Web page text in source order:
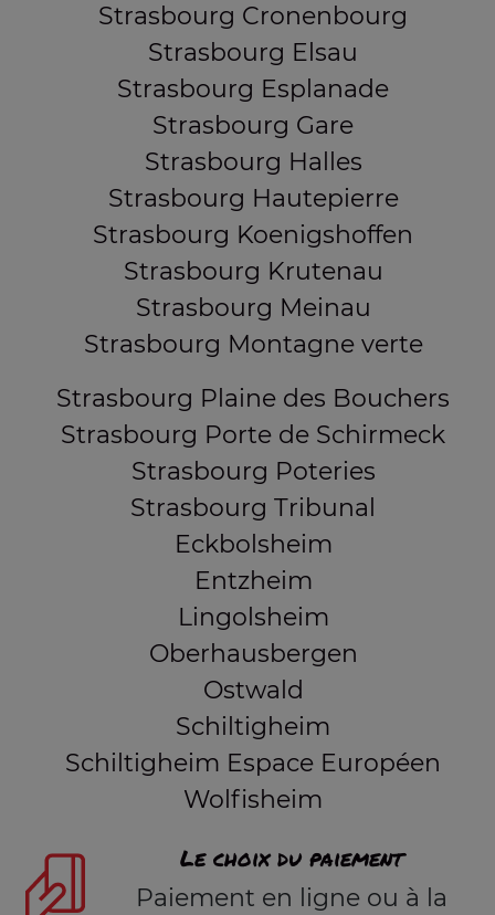
Strasbourg Cronenbourg
Strasbourg Elsau
Strasbourg Esplanade
Strasbourg Gare
Strasbourg Halles
Strasbourg Hautepierre
Strasbourg Koenigshoffen
Strasbourg Krutenau
Strasbourg Meinau
Strasbourg Montagne verte
Strasbourg Plaine des Bouchers
Strasbourg Porte de Schirmeck
Strasbourg Poteries
Strasbourg Tribunal
Eckbolsheim
Entzheim
Lingolsheim
Oberhausbergen
Ostwald
Schiltigheim
Schiltigheim Espace Européen
Wolfisheim
Le choix du paiement
Paiement en ligne ou à la